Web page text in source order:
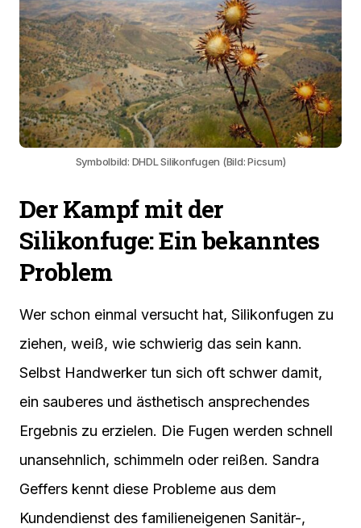
Symbolbild: DHDL Silikonfugen (Bild: Picsum)
Der Kampf mit der
Silikonfuge: Ein bekanntes
Problem
Wer schon einmal versucht hat, Silikonfugen zu
ziehen, weiß, wie schwierig das sein kann.
Selbst Handwerker tun sich oft schwer damit,
ein sauberes und ästhetisch ansprechendes
Ergebnis zu erzielen. Die Fugen werden schnell
unansehnlich, schimmeln oder reißen. Sandra
Geffers kennt diese Probleme aus dem
Kundendienst des familieneigenen Sanitär-,